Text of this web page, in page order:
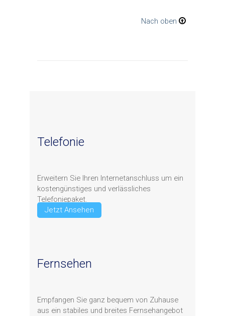
Nach oben
Telefonie
Erweitern Sie Ihren Internetanschluss um ein
kostengünstiges und verlässliches
Telefoniepaket.
Jetzt Ansehen
Fernsehen
Empfangen Sie ganz bequem von Zuhause
aus ein stabiles und breites Fernsehangebot